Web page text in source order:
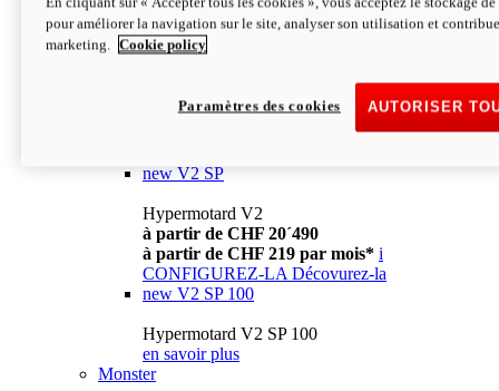
à partir de CHF 13´990 i
CONFIGUREZ-LA Décovurez-la
newV2
à partir de CHF 15´990
à partir de CHF 169 par mois* i
new V2 SP
Hypermotard V2
à partir de CHF 20´490
à partir de CHF 219 par mois* i
CONFIGUREZ-LA Décovurez-la
new V2 SP 100
Hypermotard V2 SP 100
en savoir plus
Monster
pour améliorer la navigation sur le site, analyser son utilisation et
marketing.
Cookie policy
AUTORISER
Paramètres des cookies